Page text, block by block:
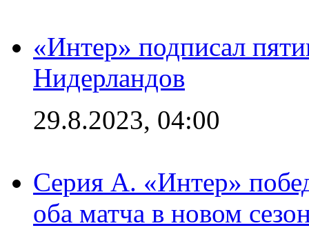
«Интер» подписал
Нидерландов
29.8.2023, 04:00
Серия А. «Интер»
оба матча в новом